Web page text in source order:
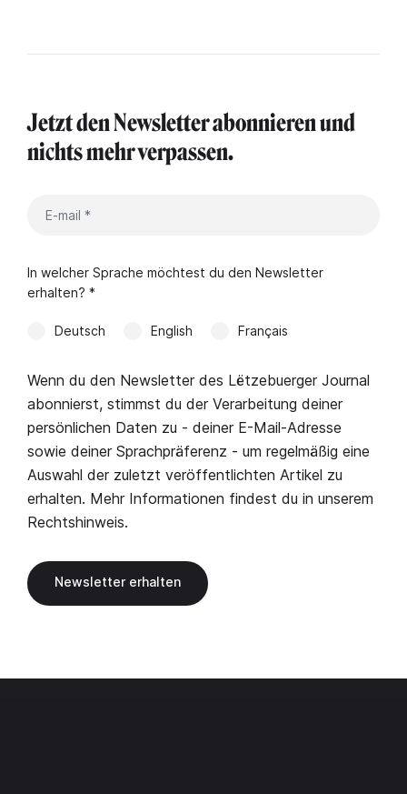
Jetzt den Newsletter abonnieren und
nichts mehr verpassen.
In welcher Sprache möchtest du den Newsletter
erhalten? *
Deutsch English Français
Wenn du den Newsletter des Lëtzebuerger Journal
abonnierst, stimmst du der Verarbeitung deiner
persönlichen Daten zu - deiner E-Mail-Adresse
sowie deiner Sprachpräferenz - um regelmäßig eine
Auswahl der zuletzt veröffentlichten Artikel zu
erhalten. Mehr Informationen findest du in unserem
Rechtshinweis.